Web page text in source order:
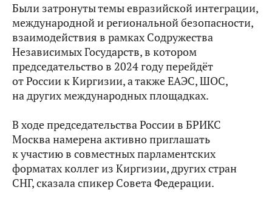
Были затронуты темы евразийской интеграции,
международной и региональной безопасности,
взаимодействия в рамках Содружества
Независимых Государств, в котором
председательство в 2024 году перейдёт
от России к Киргизии, а также ЕАЭС, ШОС,
на других международных площадках.
В ходе председательства России в БРИКС
Москва намерена активно приглашать
к участию в совместных парламентских
форматах коллег из Киргизии, других стран
СНГ, сказала спикер Совета Федерации.